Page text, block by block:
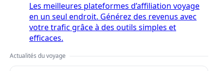
Les meilleures plateformes d’affiliation voyage
en un seul endroit. Générez des revenus avec
votre trafic grâce à des outils simples et
efficaces.
Actualités du voyage